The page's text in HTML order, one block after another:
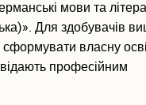
мови та
Для здобувачів
сформувати власну
професійним